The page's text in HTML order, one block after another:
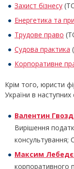
Захист бізнесу
Енергетика та
Трудове право
Судова практика
Корпоративне
Крім того, юристи
України в наступних
Валентин
Вирішення
консультування;
Максим
корпоративного